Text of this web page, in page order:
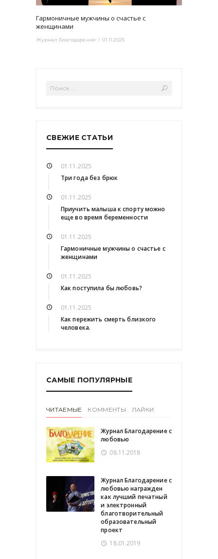
Гармоничные мужчины о счастье с
женщинами
Журнал Благодарение 01.11.2025
СВЕЖИЕ СТАТЬИ
01.11.2025
Три года без брюк
01.11.2025
Приучить малыша к спорту можно
еще во время беременности
01.11.2025
Гармоничные мужчины о счастье с
женщинами
01.11.2025
Как поступила бы любовь?
01.11.2025
Как пережить смерть близкого
человека.
САМЫЕ ПОПУЛЯРНЫЕ
ЧИТАЕМЫЕ КОММЕНТЫ ЛАЙКИ
Журнал Благодарение с
любовью
08.11.2018
Журнал Благодарение с
любовью награжден
как лучший печатный
и электронный
благотворительный
образовательный
проект
18.01.2019